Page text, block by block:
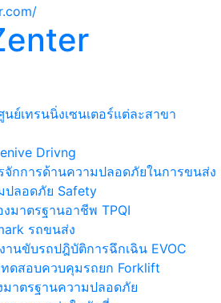
ย์เทรนนิ่งเซนเตอร์แต่ละสาขา
Drivng
จักการด้านความปลอดภัยในการขนส่ง
ปลอดภัย Safety
มาตรฐานอาชีพ TPQI
รถขนส่ง
นขับรถปฎิบัติการฉึกเฉิน EVOC
ทดสอบควบคุมรถยก Forklift
มาตรฐานความปลอดภัย